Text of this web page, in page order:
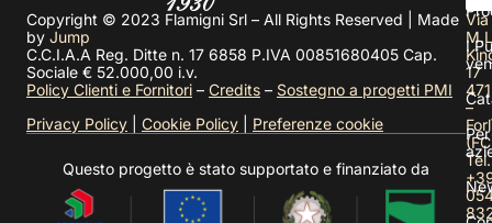
Copyright © 2023 Flamigni Srl – All Rights Reserved | Made
by Jump
C.C.I.A.A Reg. Ditte n. 17 6858 P.IVA 00851680405 Cap.
Sociale € 52.000,00 i.v.
Policy Clienti e Fornitori – Credits – Sostegno a progetti PMI
Privacy Policy
Cookie Policy Preferenze cookie
Questo progetto è stato supportato e finanziato da
I
Via
17
–
Tel.